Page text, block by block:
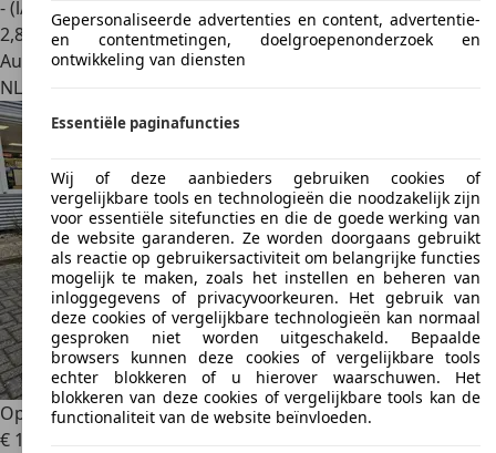
- (l/100 km)
2,8
Autobedrijf
NL 3812 RJ
Opel Zafira2.2 Cosmo Airco Bj:2007 NAP!
€ 1.000
Gepersonaliseerde advertenties en content, advertentie-
en contentmetingen, doelgroepenonderzoek en
ontwikkeling van diensten
Essentiële paginafuncties
Wij of deze aanbieders gebruiken cookies of
vergelijkbare tools en technologieën die noodzakelijk zijn
voor essentiële sitefuncties en die de goede werking van
de website garanderen. Ze worden doorgaans gebruikt
als reactie op gebruikersactiviteit om belangrijke functies
mogelijk te maken, zoals het instellen en beheren van
inloggegevens of privacyvoorkeuren. Het gebruik van
deze cookies of vergelijkbare technologieën kan normaal
gesproken niet worden uitgeschakeld. Bepaalde
browsers kunnen deze cookies of vergelijkbare tools
echter blokkeren of u hierover waarschuwen. Het
blokkeren van deze cookies of vergelijkbare tools kan de
functionaliteit van de website beïnvloeden.